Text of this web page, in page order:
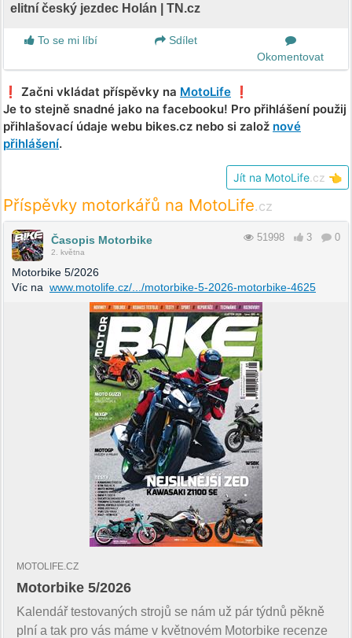
elitní český jezdec Holán | TN.cz
To se mi líbí
Sdílet
Okomentovat
❗️ Začni vkládat příspěvky na MotoLife ❗️
Je to stejně snadné jako na facebooku! Pro přihlášení použij
přihlašovací údaje webu bikes.cz nebo si založ nové
přihlášení.
Jít na MotoLife .cz 👈
Příspěvky motorkářů na MotoLife.cz
Časopis Motorbike
2. května
51998 3 0
Motorbike 5/2026
Víc na www.motolife.cz/.../motorbike-5-2026-motorbike-4625
MOTOLIFE.CZ
Motorbike 5/2026
Kalendář testovaných strojů se nám už pár týdnů pěkně
plní a tak pro vás máme v květnovém Motorbike recenze